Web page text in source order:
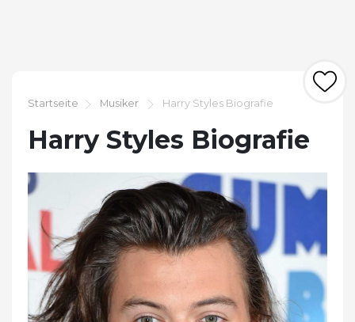
Startseite Musiker Harry Styles Biografie
Harry Styles Biografie